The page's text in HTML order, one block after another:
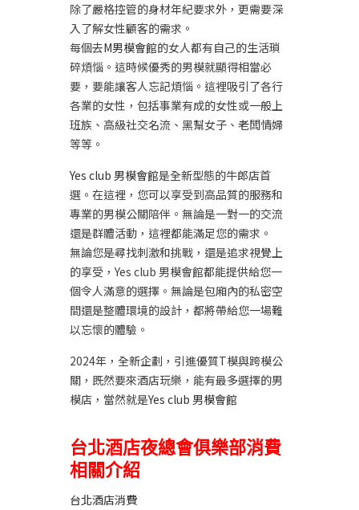
除了嚴格控管的身材年紀要求外，更需要深
入了解女性顧客的需求。
每個去M男模會館的女人都有自己的生活瑣
碎煩惱。這時候優秀的男模就顯得相當必
要，要能讓客人忘記煩惱。這裡吸引了各行
各業的女性，包括事業有成的女性或一般上
班族、高級社交名流、黑幫女子、老闆情婦
等等。
Yes club 男模會館是全新型態的牛郎店首
選。在這裡，您可以享受到高品質的服務和
專業的男模公關陪伴。無論是一對一的交流
還是群體活動，這裡都能滿足您的需求。
無論您是尋找刺激和挑戰，還是追求視覺上
的享受，Yes club 男模會館都能提供給您一
個令人滿意的選擇。無論是包廂內的私密空
間還是整體環境的設計，都將帶給您一場難
以忘懷的體驗。
2024年，全新企劃，引進優質T模與跨模公
關，既然要來酒店玩樂，能有最多選擇的男
模店，當然就是Yes club 男模會館
台北酒店夜總會俱樂部消費
相關介紹
台北酒店消費